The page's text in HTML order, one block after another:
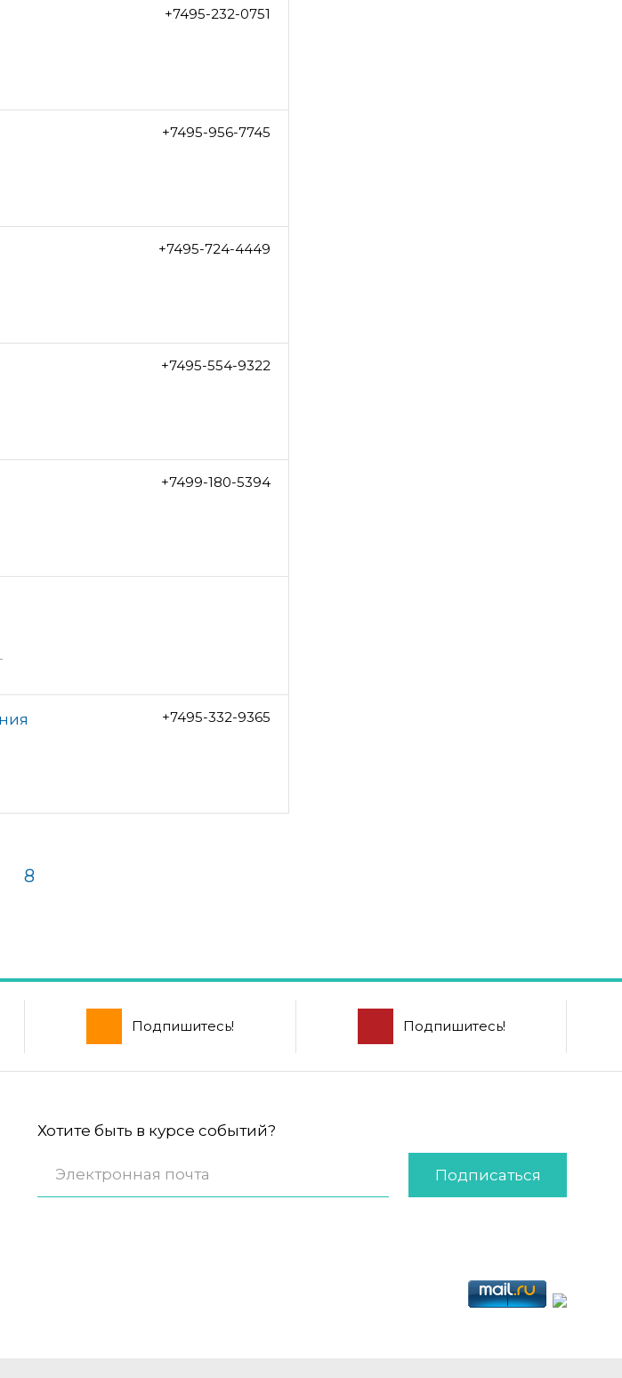
+7495-232-0751
+7495-956-7745
+7495-724-4449
+7495-554-9322
+7499-180-5394
+7495-332-9365
8
Подпишитесь! Подпишитесь!
Хотите быть в курсе событий?
Подписаться